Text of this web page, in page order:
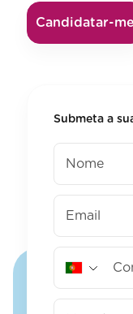
Candidatar-me
Submeta a